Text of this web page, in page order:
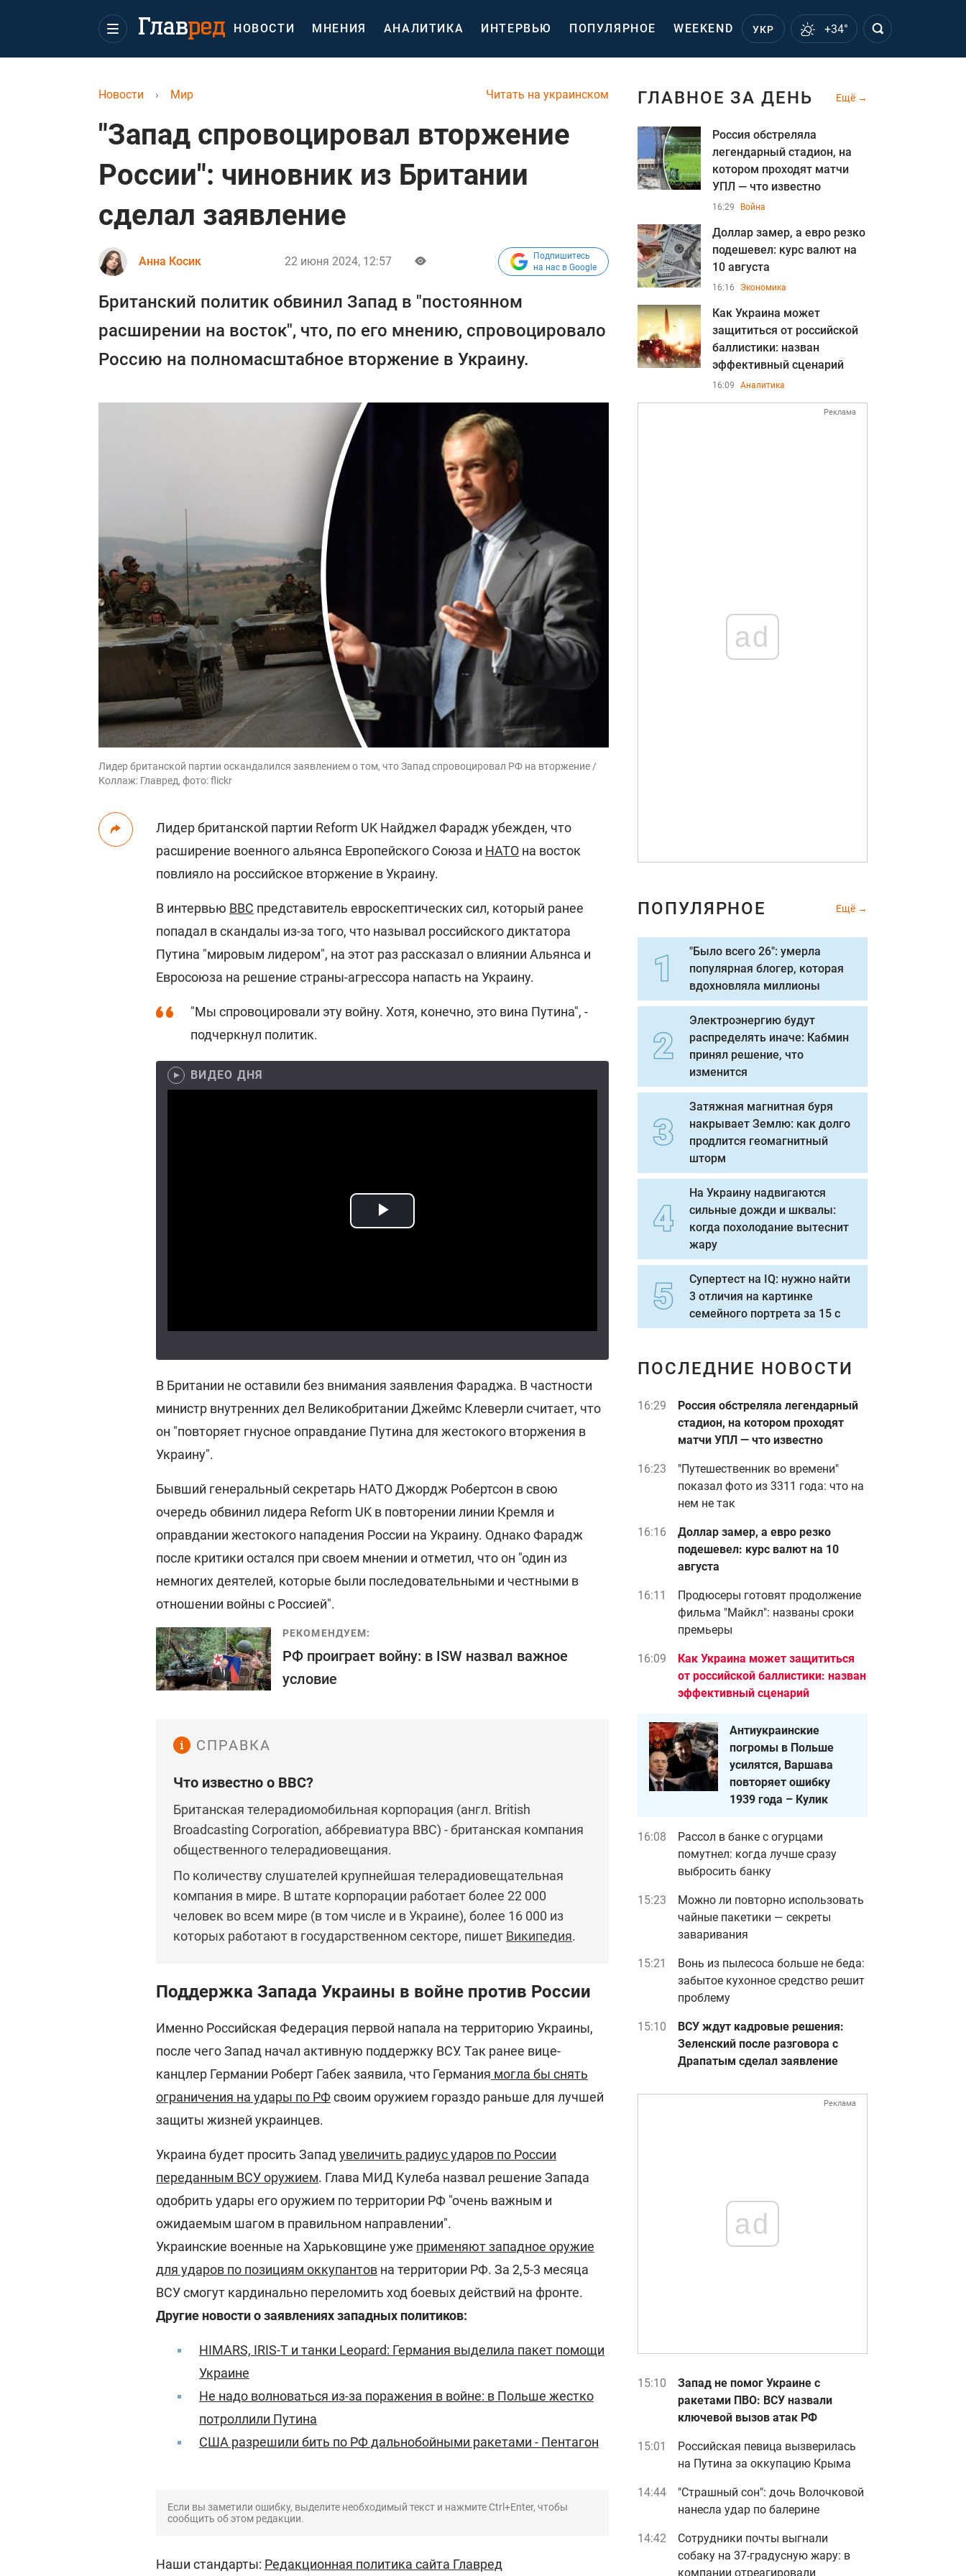
НОВОСТИ МНЕНИЯ АНАЛИТИКА ИНТЕРВЬЮ ПОПУЛЯРНОЕ WEEKEND УКР +34°
Читать на украинском
Новости › Мир
"Запад спровоцировал вторжение
России": чиновник из Британии
сделал заявление
Анна Косик 22 июня 2024, 12:57
Подпишитесь
на нас в Google
Британский политик обвинил Запад в "постоянном
расширении на восток", что, по его мнению, спровоцировало
Россию на полномасштабное вторжение в Украину.
Лидер британской партии оскандалился заявлением о том, что Запад спровоцировал РФ на вторжение /
Коллаж: Главред, фото: flickr
Лидер британской партии Reform UK Найджел Фарадж убежден, что
расширение военного альянса Европейского Союза и НАТО на восток
повлияло на российское вторжение в Украину.
В интервью BBC представитель евроскептических сил, который ранее
попадал в скандалы из-за того, что называл российского диктатора
Путина "мировым лидером", на этот раз рассказал о влиянии Альянса и
Евросоюза на решение страны-агрессора напасть на Украину.
"Мы спровоцировали эту войну. Хотя, конечно, это вина Путина", -
подчеркнул политик.
ВИДЕО ДНЯ
В Британии не оставили без внимания заявления Фараджа. В частности
министр внутренних дел Великобритании Джеймс Клеверли считает, что
он "повторяет гнусное оправдание Путина для жестокого вторжения в
Украину".
Бывший генеральный секретарь НАТО Джордж Робертсон в свою
очередь обвинил лидера Reform UK в повторении линии Кремля и
оправдании жестокого нападения России на Украину. Однако Фарадж
после критики остался при своем мнении и отметил, что он "один из
немногих деятелей, которые были последовательными и честными в
отношении войны с Россией".
РЕКОМЕНДУЕМ:
РФ проиграет войну: в ISW назвал важное
условие
СПРАВКА
Что известно о BBC?
Британская телерадиомобильная корпорация (англ. British
Broadcasting Corporation, аббревиатура BBC) - британская компания
общественного телерадиовещания.
По количеству слушателей крупнейшая телерадиовещательная
компания в мире. В штате корпорации работает более 22 000
человек во всем мире (в том числе и в Украине), более 16 000 из
которых работают в государственном секторе, пишет Википедия.
Поддержка Запада Украины в войне против России
Именно Российская Федерация первой напала на территорию Украины,
после чего Запад начал активную поддержку ВСУ. Так ранее вице-
канцлер Германии Роберт Габек заявила, что Германия могла бы снять
ограничения на удары по РФсвоим оружием гораздо раньше для лучшей
защиты жизней украинцев.
Украина будет просить Запад увеличить радиус ударов по России
переданным ВСУ оружием. Глава МИД Кулеба назвал решение Запада
одобрить удары его оружием по территории РФ "очень важным и
ожидаемым шагом в правильном направлении".
Украинские военные на Харьковщине уже применяют западное оружие
для ударов по позициям оккупантов на территории РФ. За 2,5-3 месяца
ВСУ смогут кардинально переломить ход боевых действий на фронте.
Другие новости о заявлениях западных политиков:
HIMARS, IRIS-T и танки Leopard: Германия выделила пакет помощи
Украине
Не надо волноваться из-за поражения в войне: в Польше жестко
потроллили Путина
США разрешили бить по РФ дальнобойными ракетами - Пентагон
Если вы заметили ошибку, выделите необходимый текст и нажмите Ctrl+Enter, чтобы
сообщить об этом редакции.
Наши стандарты: Редакционная политика сайта Главред
ГЛАВНОЕ ЗА ДЕНЬ Ещё
Россия обстреляла
легендарный стадион, на
котором проходят матчи
УПЛ — что известно
16:29 Война
Доллар замер, а евро резко
подешевел: курс валют на
10 августа
16:16 Экономика
Как Украина может
защититься от российской
баллистики: назван
эффективный сценарий
16:09 Аналитика
Реклама
ad
ПОПУЛЯРНОЕ Ещё
"Было всего 26": умерла
популярная блогер, которая
вдохновляла миллионы
Электроэнергию будут
распределять иначе: Кабмин
принял решение, что
изменится
Затяжная магнитная буря
накрывает Землю: как долго
продлится геомагнитный
шторм
На Украину надвигаются
сильные дожди и шквалы:
когда похолодание вытеснит
жару
Супертест на IQ: нужно найти
3 отличия на картинке
семейного портрета за 15 с
ПОСЛЕДНИЕ НОВОСТИ
16:29
Россия обстреляла легендарный
стадион, на котором проходят
матчи УПЛ — что известно
16:23
"Путешественник во времени"
показал фото из 3311 года: что на
нем не так
16:16
Доллар замер, а евро резко
подешевел: курс валют на 10
августа
16:11
Продюсеры готовят продолжение
фильма "Майкл": названы сроки
премьеры
16:09
Как Украина может защититься
от российской баллистики: назван
эффективный сценарий
Антиукраинские
погромы в Польше
усилятся, Варшава
повторяет ошибку
1939 года – Кулик
16:08
Рассол в банке с огурцами
помутнел: когда лучше сразу
выбросить банку
15:23
Можно ли повторно использовать
чайные пакетики — секреты
заваривания
15:21
Вонь из пылесоса больше не беда:
забытое кухонное средство решит
проблему
15:10
ВСУ ждут кадровые решения:
Зеленский после разговора с
Драпатым сделал заявление
Реклама
ad
15:10
Запад не помог Украине с
ракетами ПВО: ВСУ назвали
ключевой вызов атак РФ
15:01
Российская певица вызверилась
на Путина за оккупацию Крыма
14:44
"Страшный сон": дочь Волочковой
нанесла удар по балерине
14:42
Сотрудники почты выгнали
собаку на 37-градусную жару: в
компании отреагировали